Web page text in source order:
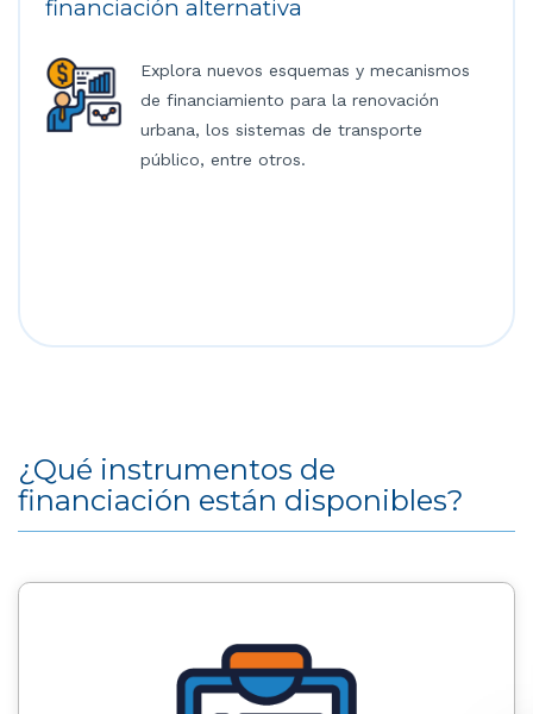
financiación alternativa
Explora nuevos esquemas y mecanismos
de financiamiento para la renovación
urbana, los sistemas de transporte
público, entre otros.
¿Qué instrumentos de
financiación están disponibles?